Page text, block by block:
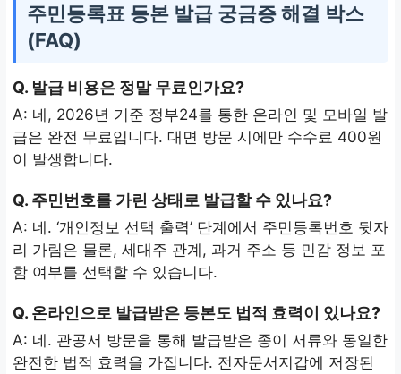
주민등록표 등본 발급 궁금증 해결 박스
(FAQ)
Q. 발급 비용은 정말 무료인가요?
A: 네, 2026년 기준 정부24를 통한 온라인 및 모바일 발
급은 완전 무료입니다. 대면 방문 시에만 수수료 400원
이 발생합니다.
Q. 주민번호를 가린 상태로 발급할 수 있나요?
A: 네. ‘개인정보 선택 출력’ 단계에서 주민등록번호 뒷자
리 가림은 물론, 세대주 관계, 과거 주소 등 민감 정보 포
함 여부를 선택할 수 있습니다.
Q. 온라인으로 발급받은 등본도 법적 효력이 있나요?
A: 네. 관공서 방문을 통해 발급받은 종이 서류와 동일한
완전한 법적 효력을 가집니다. 전자문서지갑에 저장된